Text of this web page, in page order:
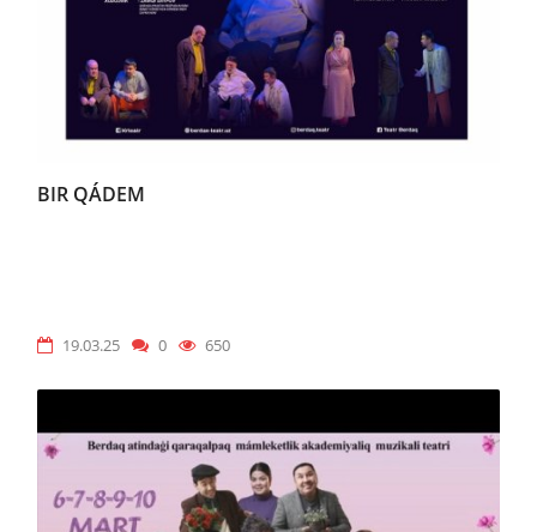
BIR QÁDEM
19.03.25 0 650